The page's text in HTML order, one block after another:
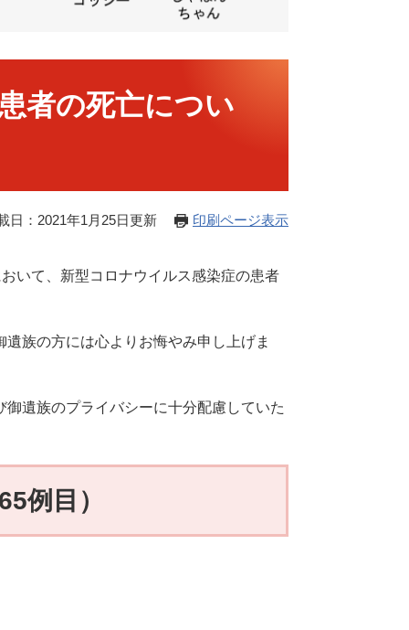
者の死亡につい
日：2021年1月25日更新 印刷ページ表示
いて、新型コロナウイルス感染症の患者
族の方には心よりお悔やみ申し上げま
遺族のプライバシーに十分配慮していた
例目）